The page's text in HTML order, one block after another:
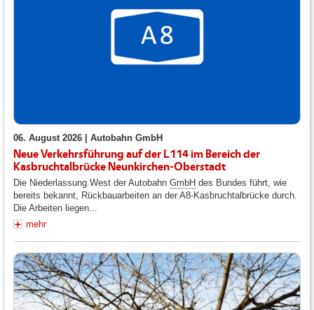
06. August 2026 | Autobahn GmbH
Neue Verkehrsführung auf der L114 im Bereich der
Kasbruchtalbrücke Neunkirchen-Oberstadt
Die Niederlassung West der Autobahn GmbH des Bundes führt, wie
bereits bekannt, Rückbauarbeiten an der A8-Kasbruchtalbrücke durch.
Die Arbeiten liegen...
mehr